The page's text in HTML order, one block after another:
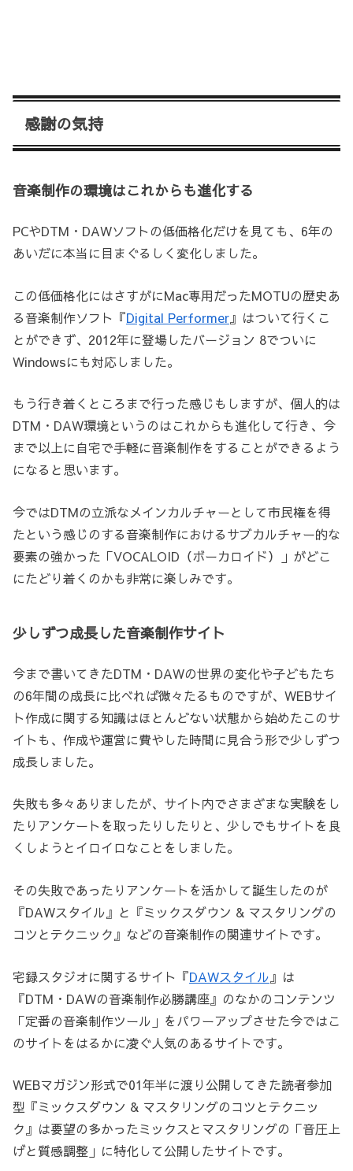
感謝の気持
音楽制作の環境はこれからも進化する
PCやDTM・DAWソフトの低価格化だけを見ても、6年の
あいだに本当に目まぐるしく変化しました。
この低価格化にはさすがにMac専用だったMOTUの歴史あ
る音楽制作ソフト『Digital Performer 』はついて行くこ
とができず、2012年に登場したバージョン 8でついに
Windowsにも対応しました。
もう行き着くところまで行った感じもしますが、個人的は
DTM・DAW環境というのはこれからも進化して行き、今
まで以上に自宅で手軽に音楽制作をすることができるよう
になると思います。
今ではDTMの立派なメインカルチャーとして市民権を得
たという感じのする音楽制作におけるサブカルチャー的な
要素の強かった「VOCALOID（ボーカロイド）」がどこ
にたどり着くのかも非常に楽しみです。
少しずつ成長した音楽制作サイト
今まで書いてきたDTM・DAWの世界の変化や子どもたち
の6年間の成長に比べれば微々たるものですが、WEBサイ
ト作成に関する知識はほとんどない状態から始めたこのサ
イトも、作成や運営に費やした時間に見合う形で少しずつ
成長しました。
失敗も多々ありましたが、サイト内でさまざまな実験をし
たりアンケートを取ったりしたりと、少しでもサイトを良
くしようとイロイロなことをしました。
その失敗であったりアンケートを活かして誕生したのが
『DAWスタイル』と『ミックスダウン & マスタリングの
コツとテクニック』などの音楽制作の関連サイトです。
宅録スタジオに関するサイト『DAWスタイル 』は
『DTM・DAWの音楽制作必勝講座』のなかのコンテンツ
「定番の音楽制作ツール」をパワーアップさせた今ではこ
のサイトをはるかに凌ぐ人気のあるサイトです。
WEBマガジン形式で01年半に渡り公開してきた読者参加
型『ミックスダウン & マスタリングのコツとテクニッ
ク』は要望の多かったミックスとマスタリングの「音圧上
げと質感調整」に特化して公開したサイトです。